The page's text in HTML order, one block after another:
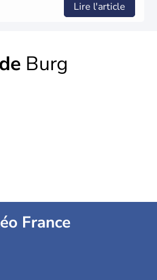
Lire l'article
Burg
France